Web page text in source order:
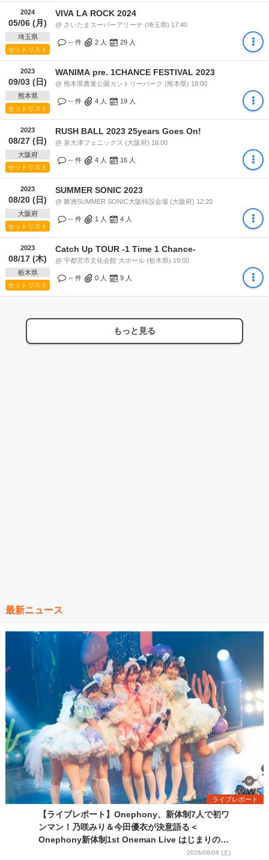
2024
05/06 (月)
埼玉県
セットリスト
VIVA LA ROCK 2024
@ さいたまスーパーアリーナ (埼玉県) 17:40
-- 件 2 人 29 人
2023
09/03 (日)
熊本県
セットリスト
WANIMA pre. 1CHANCE FESTIVAL 2023
@ 熊本県農業公園カントリーパーク (熊本県) 18:00
-- 件 4 人 19 人
2023
08/27 (日)
大阪府
セットリスト
RUSH BALL 2023 25years Goes On!
@ 泉大津フェニックス (大阪府) 16:00
-- 件 4 人 16 人
2023
08/20 (日)
大阪府
セットリスト
SUMMER SONIC 2023
@ 舞洲SUMMER SONIC大阪特設会場 (大阪府) 12:20
-- 件 1 人 4 人
2023
08/17 (木)
栃木県
セットリスト
Catch Up TOUR -1 Time 1 Chance-
@ 宇都宮市文化会館 大ホール (栃木県) 19:00
-- 件 0 人 9 人
もっと見る
最新ニュース
ライブレポート
【ライブレポート】Onephony、新体制7人で初ワ
ンマン！乃咲みり＆今田優衣が決意語る＜
Onephony新体制1st Oneman Live はじまりの夏
2026/08/08 (土)